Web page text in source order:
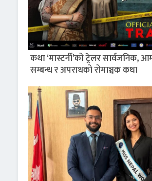
कथा ‘मास्टर्नी’को ट्रेलर सार्वजनिक,
सम्बन्ध र अपराधको रोमाञ्चक कथा